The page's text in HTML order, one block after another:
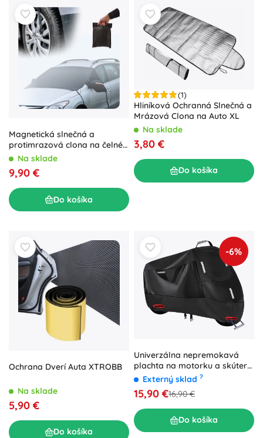
Magnetická slnečná a
protimrazová clona na čelné
sklo auta
Na sklade
9,90 €
Do košíka
(1)
Hliníková Ochranná Slnečná a
Mrázová Clona na Auto XL
Na sklade
3,80 €
Do košíka
Ochrana Dverí Auta XTROBB
Na sklade
5,90 €
Do košíka
-6%
Univerzálna nepremokavá
plachta na motorku a skúter
XXXL 265 × 105 × 125 cm
Externý sklad ?
15,90 €16,90 €
Do košíka